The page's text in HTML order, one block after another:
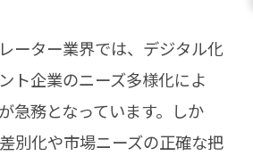
ーター業界では、デジタル化
ト企業のニーズ多様化によ
急務となっています。しか
別化や市場ニーズの正確な把